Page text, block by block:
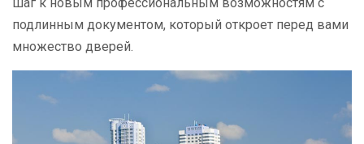
подлинным документом, который откроет перед вами
множество дверей.